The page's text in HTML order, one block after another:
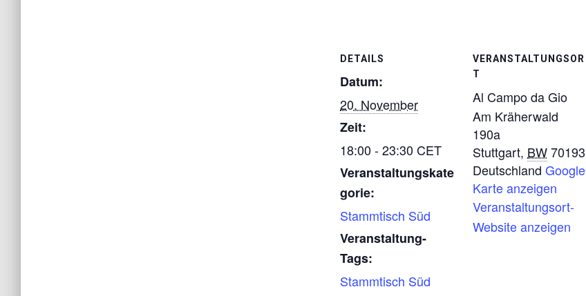
DETAILS
Datum:
20. November
Zeit:
18:00 - 23:30 CET
Veranstaltungskate
gorie:
Stammtisch Süd
Veranstaltung-
Tags:
Stammtisch Süd
VERANSTALTUNGSOR
T
Al Campo da Gio
Am Kräherwald
190a
Stuttgart, BW70193
Deutschland Google
Karte anzeigen
Veranstaltungsort-
Website anzeigen